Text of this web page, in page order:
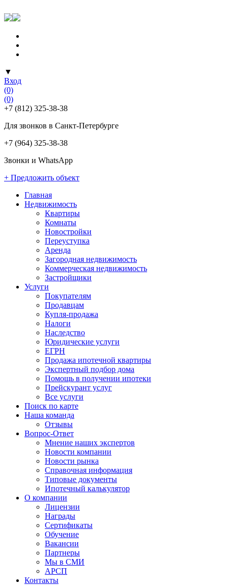
▼
Вход
(0)
(0)
+7 (812) 325-38-38
Для звонков в Санкт-Петербурге
+7 (964) 325-38-38
Звонки и WhatsApp
+ Предложить объект
Главная
Недвижимость
Квартиры
Комнаты
Новостройки
Переуступка
Аренда
Загородная недвижимость
Коммерческая недвижимость
Застройщики
Услуги
Покупателям
Продавцам
Купля-продажа
Налоги
Наследство
Юридические услуги
ЕГРН
Продажа ипотечной квартиры
Экспертный подбор дома
Помощь в получении ипотеки
Прейскурант услуг
Все услуги
Поиск по карте
Наша команда
Отзывы
Вопрос-Ответ
Мнение наших экспертов
Новости компании
Новости рынка
Справочная информация
Типовые документы
Ипотечный калькулятор
О компании
Лицензии
Награды
Сертификаты
Обучение
Вакансии
Партнеры
Мы в СМИ
АРСП
Контакты